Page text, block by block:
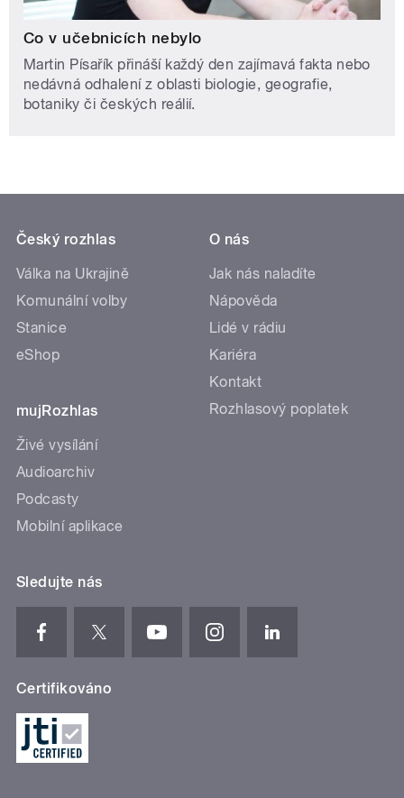
Co v učebnicích nebylo
Martin Písařík přináší každý den zajímavá fakta nebo
nedávná odhalení z oblasti biologie, geografie,
botaniky či českých reálií.
Český rozhlas
Válka na Ukrajině
Komunální volby
Stanice
eShop
mujRozhlas
Živé vysílání
Audioarchiv
Podcasty
Mobilní aplikace
O nás
Jak nás naladíte
Nápověda
Lidé v rádiu
Kariéra
Kontakt
Rozhlasový poplatek
Sledujte nás
Certifikováno